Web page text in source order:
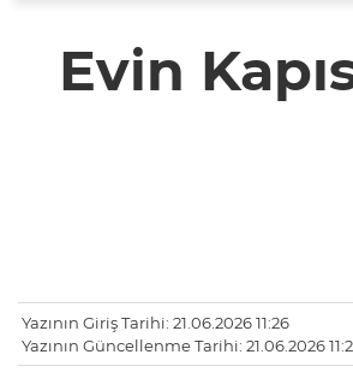
Evin
Yazının Giriş Tarihi: 21.06.2026 11:26
Yazının Güncellenme Tarihi: 21.06.2026